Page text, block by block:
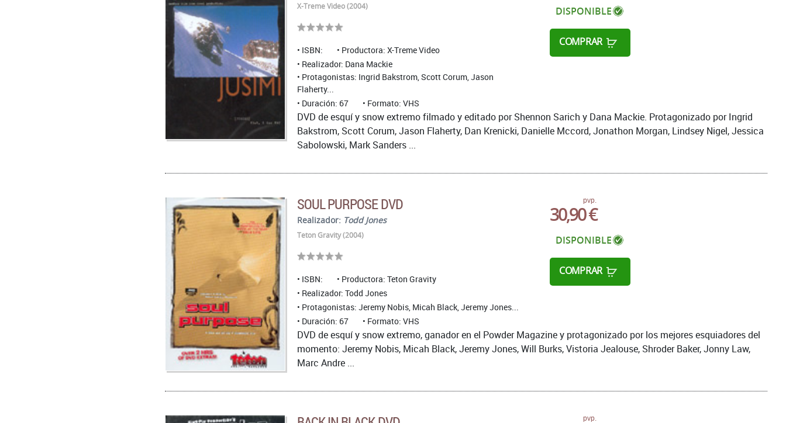
X-Treme Video (2004)
ISBN:
Productora: X-Treme Video
Realizador: Dana Mackie
Protagonistas: Ingrid Bakstrom, Scott Corum, Jason
Flaherty...
Duración: 67
Formato: VHS
DISPONIBLE
COMPRAR
DVD de esquí y snow extremo filmado y editado por Shennon Sarich y Dana Mackie. Protagonizado por Ingrid
Bakstrom, Scott Corum, Jason Flaherty, Dan Krenicki, Danielle Mccord, Jonathon Morgan, Lindsey Nigel, Jessica
Sabolowski, Mark Sanders ...
SOUL PURPOSE DVD
Realizador: Todd Jones
Teton Gravity (2004)
ISBN:
Productora: Teton Gravity
Realizador: Todd Jones
Protagonistas: Jeremy Nobis, Micah Black, Jeremy Jones...
Duración: 67
Formato: VHS
pvp.
30,90 €
DISPONIBLE
COMPRAR
DVD de esquí y snow extremo, ganador en el Powder Magazine y protagonizado por los mejores esquiadores del
momento: Jeremy Nobis, Micah Black, Jeremy Jones, Will Burks, Vistoria Jealouse, Shroder Baker, Jonny Law,
Marc Andre ...
pvp.